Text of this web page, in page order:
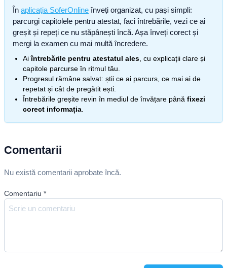
În aplicația SoferOnline înveți organizat, cu pași simpli:
parcurgi capitolele pentru atestat, faci întrebările, vezi ce ai
greșit și repeți ce nu stăpânești încă. Așa înveți corect și
mergi la examen cu mai multă încredere.
Aiîntrebările pentru atestatul ales , cu explicații clare și
capitole parcurse în ritmul tău.
Progresul rămâne salvat: știi ce ai parcurs, ce mai ai de
repetat și cât de pregătit ești.
Întrebările greșite revin în mediul de învățare până fixezi
corect informația
Comentarii
Nu există comentarii aprobate încă.
Comentariu *